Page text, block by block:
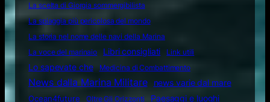
La scelta di Giorgia sommergibilista
La spiaggia più pericolosa del mondo
La storia nel nome delle navi della Marina
La voce del marinaio
Libri consigliati Link utili
Lo sapevate che Medicina di Combattimento
News dalla Marina Militare
news varie dal mare
Ocean4future
Oltre Gli Orizzonti
Paesaggi e luoghi